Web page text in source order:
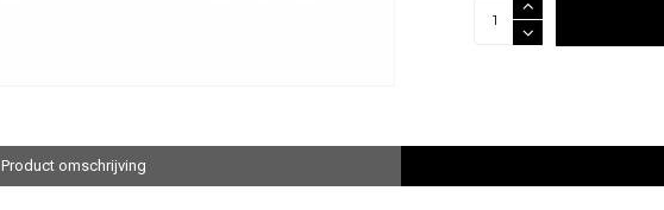
Product omschrijving